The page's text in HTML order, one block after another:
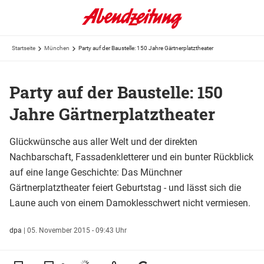
Startseite München Party auf der Baustelle: 150 Jahre Gärtnerplatztheater
Party auf der Baustelle: 150
Jahre Gärtnerplatztheater
Glückwünsche aus aller Welt und der direkten
Nachbarschaft, Fassadenkletterer und ein bunter Rückblick
auf eine lange Geschichte: Das Münchner
Gärtnerplatztheater feiert Geburtstag - und lässt sich die
Laune auch von einem Damoklesschwert nicht vermiesen.
dpa | 05. November 2015 - 09:43 Uhr